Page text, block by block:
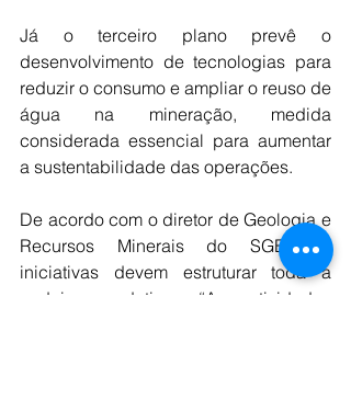
Já o terceiro plano prevê o
desenvolvimento de tecnologias para
reduzir o consumo e ampliar o reuso de
água na mineração, medida
considerada essencial para aumentar
a sustentabilidade das operações.
De acordo com o diretor de Geologia e
Recursos Minerais do SGB, as
iniciativas devem estruturar toda a
cadeia produtiva. “As atividades